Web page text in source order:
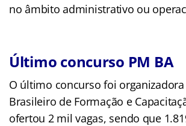
no âmbito administrativo ou
Último concurso PM BA
O último concurso foi
Brasileiro de Formação e
ofertou 2 mil vagas, sendo que